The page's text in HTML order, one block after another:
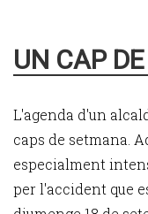
UN CAP
L'agenda d'un
caps de setmana.
especialment
per l'accident que